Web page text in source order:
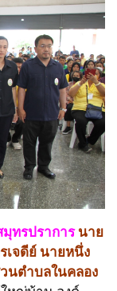
ทรปราการ นาย
เจดีย์ นายหนึ่ง
นตำบลในคลอง